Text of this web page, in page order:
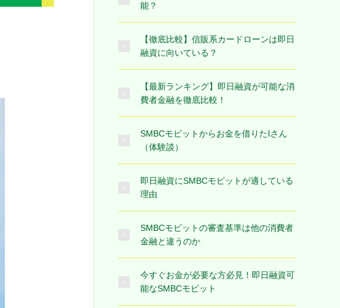
能？
【徹底比較】信販系カードローンは即日
融資に向いている？
【最新ランキング】即日融資が可能な消
費者金融を徹底比較！
SMBCモビットからお金を借りたIさん
（体験談）
即日融資にSMBCモビットが適している
理由
SMBCモビットの審査基準は他の消費者
金融と違うのか
今すぐお金が必要な方必見！即日融資可
能なSMBCモビット